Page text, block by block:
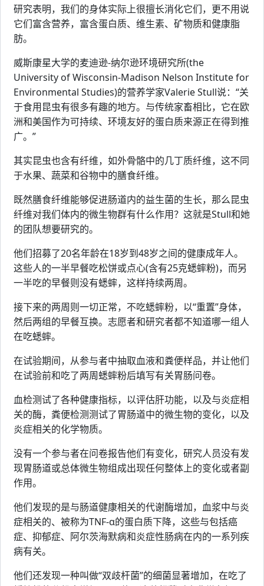
研究表明，我们的身体实际上很擅长消化它们，更不用说
它们富含营养，富含蛋白质、维生素、矿物质和健康脂
肪。
威斯康星大学的麦迪逊-纳尔逊环境研究所(the
University of Wisconsin-Madison Nelson Institute for
Environmental Studies)的营养学家Valerie Stull说：“关
于食用昆虫有很多有趣的地方。与传统家畜相比，它在欧
洲和美国作为可持续、环境友好的蛋白质来源正在得到推
广。”
其实昆虫也含有纤维，如外骨骼中的几丁质纤维，这不同
于水果、蔬菜和谷物中的膳食纤维。
既然膳食纤维能够促进肠道内的益生菌的生长，那么昆虫
纤维对我们体内的微生物群有什么作用？这就是Stull和她
的团队想要研究的。
他们招募了20名年龄在18岁到48岁之间的健康成年人。
这些人的一半早餐吃松饼或点心(含有25克蟋蟀粉)，而另
一半吃的早餐则没有蟋蟀，这样持续两周。
接下来的两周则一切正常，不吃蟋蟀粉，以“重置”身体，
然后两组的早餐互换。志愿者和研究者都不知道哪一组人
在吃蟋蟀。
在试验期间，从参与者中抽取血液和粪便样品，并让他们
在试验前和吃了两周蟋蟀粉后填写有关胃肠问卷。
血检测试了各种健康指标，以评估肝功能，以及与炎症相
关的酶，粪便检测测试了胃肠道中的微生物的变化，以及
炎症相关的化学物质。
没有一个参与者在问卷报告他们有变化，研究人员没有发
现胃肠道或总体微生物组成出现任何整体上的变化或者副
作用。
他们发现的是与肠道健康相关的代谢酶增加，血浆中与炎
症相关的、被称为TNF-α的蛋白质下降，这些与包括癌
症、抑郁症、阿尔茨海默病和炎症性肠病在内的一系列疾
病有关。
他们还发现一种叫做“双歧杆菌”的细菌显著增加，在吃了